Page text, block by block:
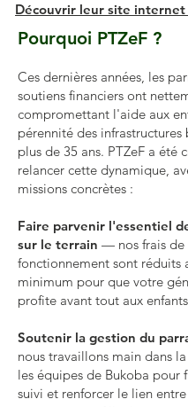
Découvrir leur site
Pourquoi PTZeF ?
Ces dernières années, les
soutiens financiers ont
compromettant l'aide aux
pérennité des infrastructures
plus de 35 ans. PTZeF a été
relancer cette dynamique,
missions concrètes :
Faire parvenir l'essentiel
sur le terrain — nos frais de
fonctionnement sont réduits
minimum pour que votre
profite avant tout aux
Soutenir la gestion du
nous travaillons main dans
les équipes de Bukoba pour
suivi et renforcer le lien